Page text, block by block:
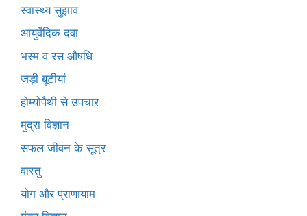
स्वास्थ्य सुझाव
आयुर्वेदिक दवा
भस्म व रस औषधि
जड़ी बूटीयां
होम्योपैथी से उपचार
मुद्रा विज्ञान
सफल जीवन के सूत्र
वास्तु
योग और प्राणायाम